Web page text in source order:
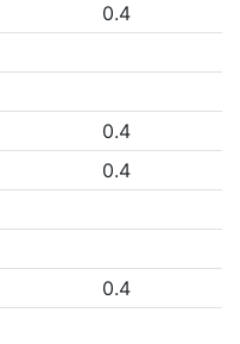
0.4
0.4
0.4
0.4